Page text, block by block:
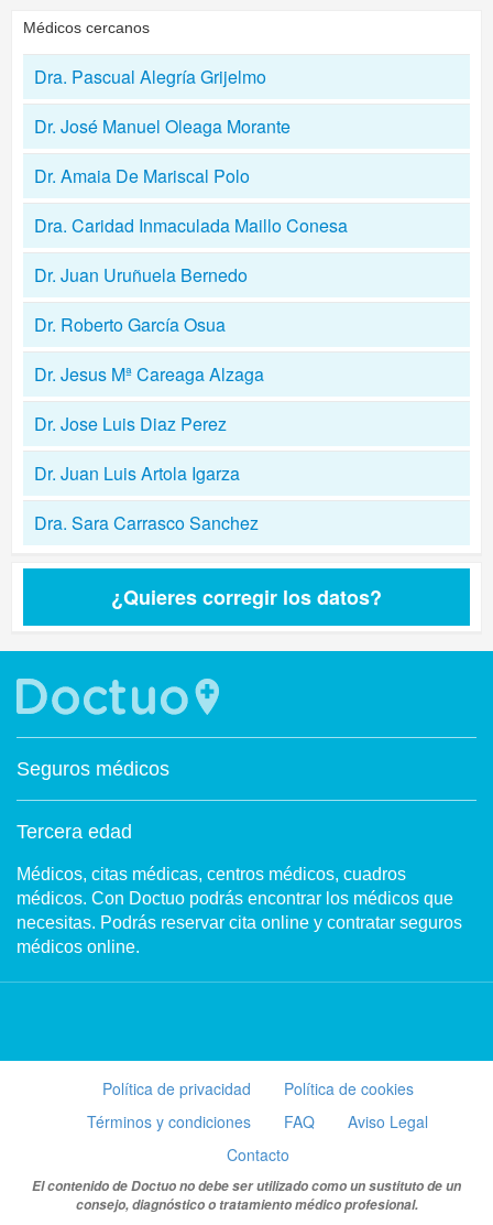
Médicos cercanos
Dra. Pascual Alegría Grijelmo
Dr. José Manuel Oleaga Morante
Dr. Amaia De Mariscal Polo
Dra. Caridad Inmaculada Maillo Conesa
Dr. Juan Uruñuela Bernedo
Dr. Roberto García Osua
Dr. Jesus Mª Careaga Alzaga
Dr. Jose Luis Diaz Perez
Dr. Juan Luis Artola Igarza
Dra. Sara Carrasco Sanchez
¿Quieres corregir los datos?
Seguros médicos
Tercera edad
Médicos, citas médicas, centros médicos, cuadros
médicos. Con Doctuo podrás encontrar los médicos que
necesitas. Podrás reservar cita online y contratar seguros
médicos online.
Política de privacidad
Política de cookies
Términos y condiciones
FAQ
Aviso Legal
Contacto
El contenido de Doctuo no debe ser utilizado como un sustituto de un
consejo, diagnóstico o tratamiento médico profesional.